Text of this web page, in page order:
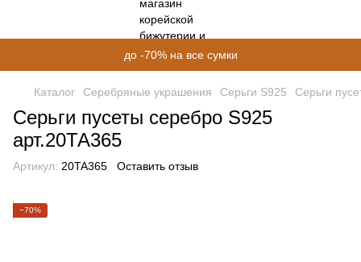
до -70% на все сумки
Каталог Серебряные украшения Серьги S925 Серьги
Серьги пусеты серебро S925
арт.20ТА365
Артикул: 20TA365 Оставить отзыв
−70%